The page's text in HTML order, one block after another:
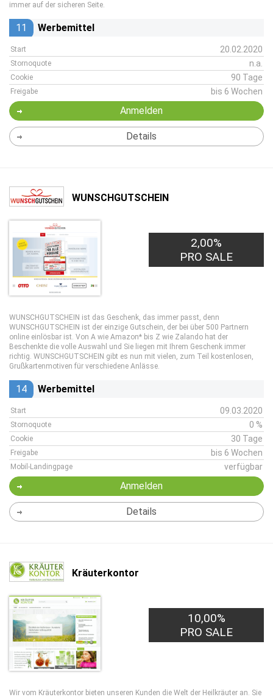
immer auf der sicheren Seite.
11 Werbemittel
Start 20.02.2020
Stornoquote n.a.
Cookie 90 Tage
Freigabe bis 6 Wochen
Anmelden
Details
WUNSCHGUTSCHEIN
2,00%
PRO SALE
WUNSCHGUTSCHEIN ist das Geschenk, das immer passt, denn
WUNSCHGUTSCHEIN ist der einzige Gutschein, der bei über 500 Partnern
online einlösbar ist. Von A wie Amazon* bis Z wie Zalando hat der
Beschenkte die volle Auswahl und Sie liegen mit Ihrem Geschenk immer
richtig. WUNSCHGUTSCHEIN gibt es nun mit vielen, zum Teil kostenlosen,
Grußkartenmotiven für verschiedene Anlässe.
14 Werbemittel
Start 09.03.2020
Stornoquote 0 %
Cookie 30 Tage
Freigabe bis 6 Wochen
Mobil-Landingpage verfügbar
Anmelden
Details
Kräuterkontor
10,00%
PRO SALE
Wir vom Kräuterkontor bieten unseren Kunden die Welt der Heilkräuter an. Sie